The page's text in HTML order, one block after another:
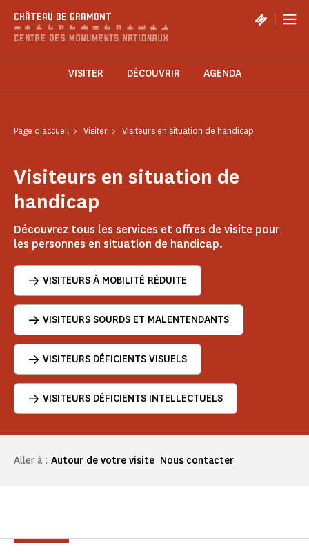
CHÂTEAU DE GRAMONT |
VISITER DÉCOUVRIR AGENDA
Page d'accueil Visiter Visiteurs en situation de handicap
Visiteurs en situation de
handicap
Découvrez tous les services et offres de visite pour
les personnes en situation de handicap.
VISITEURS À MOBILITÉ RÉDUITE
VISITEURS SOURDS ET MALENTENDANTS
VISITEURS DÉFICIENTS VISUELS
VISITEURS DÉFICIENTS INTELLECTUELS
Aller à : Autour de votre visite Nous contacter